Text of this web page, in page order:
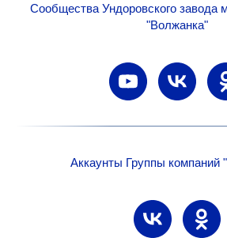
Сообщества Ундоровского завода
"Волжанка"
Аккаунты Группы компаний